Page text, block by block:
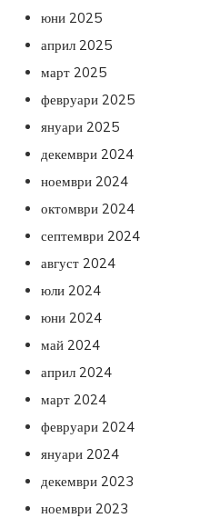
юни 2025
април 2025
март 2025
февруари 2025
януари 2025
декември 2024
ноември 2024
октомври 2024
септември 2024
август 2024
юли 2024
юни 2024
май 2024
април 2024
март 2024
февруари 2024
януари 2024
декември 2023
ноември 2023